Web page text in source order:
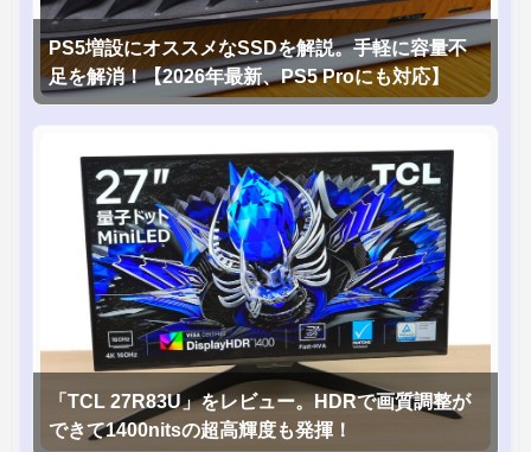
PS5増設にオススメなSSDを解説。手軽に容量不
足を解消！【2026年最新、PS5 Proにも対応】
「TCL 27R83U」をレビュー。HDRで画質調整が
できて1400nitsの超高輝度も発揮！